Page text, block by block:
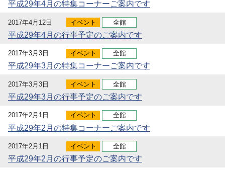
平成29年4月の特集コーナーご案内です
2017年4月12日 イベント 全館
平成29年4月の行事予定のご案内です
2017年3月3日 イベント 全館
平成29年3月の特集コーナーご案内です
2017年3月3日 イベント 全館
平成29年3月の行事予定のご案内です
2017年2月1日 イベント 全館
平成29年2月の特集コーナーご案内です
2017年2月1日 イベント 全館
平成29年2月の行事予定のご案内です